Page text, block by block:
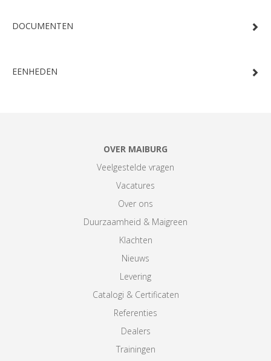
DOCUMENTEN
EENHEDEN
OVER MAIBURG
Veelgestelde vragen
Vacatures
Over ons
Duurzaamheid & Maigreen
Klachten
Nieuws
Levering
Catalogi & Certificaten
Referenties
Dealers
Trainingen